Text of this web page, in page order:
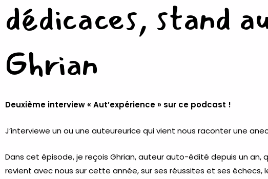
dédicaces, stand
Ghrian
Deuxième interview « Aut’expérience » sur ce podcast !
J’interviewe un ou une auteureurice qui vient nous raconter une
Dans cet épisode, je reçois Ghrian, auteur auto-édité depuis un
revient avec nous sur cette année, sur ses réussites et ses